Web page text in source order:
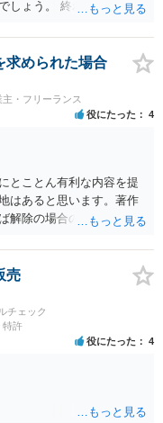
しょう。 終わります。
求められた場合
・フリーランス
役にたった 4
とことん有利な内容を提
はあると思います。著作
解除の場合のクリエータ
約の解除には、必要に応
られています。） ただ、
ても、ご縁がなかったと
す。
売
チェック
特許
役にたった 4